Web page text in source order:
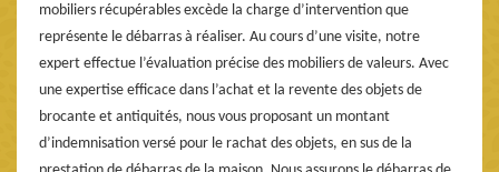
mobiliers récupérables excède la charge d’intervention que
représente le débarras à réaliser. Au cours d’une visite, notre
expert effectue l’évaluation précise des mobiliers de valeurs. Avec
une expertise efficace dans l’achat et la revente des objets de
brocante et antiquités, nous vous proposant un montant
d’indemnisation versé pour le rachat des objets, en sus de la